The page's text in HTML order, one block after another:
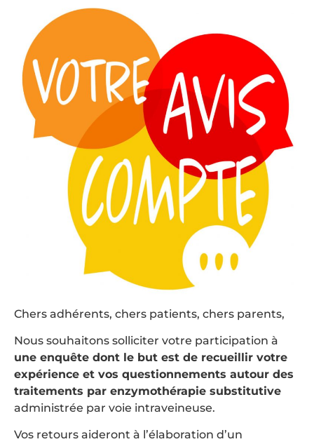
Chers adhérents, chers patients, chers parents,
Nous souhaitons solliciter votre participation à
une enquête dont le but est de recueillir votre
expérience et vos questionnements autour des
traitements par enzymothérapie substitutive
administrée par voie intraveineuse.
Vos retours aideront à l’élaboration d’un